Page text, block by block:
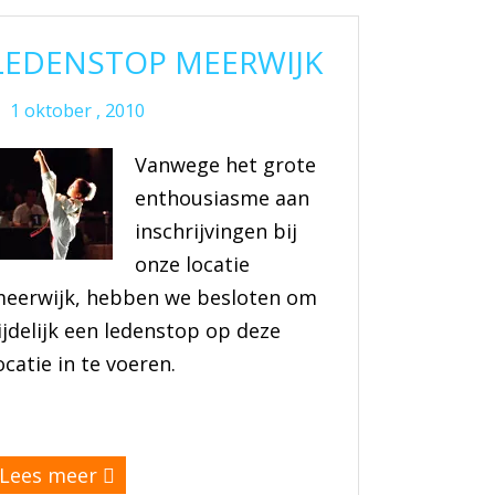
MEERWIJK
1 oktober , 2010
Vanwege het grote
enthousiasme aan
inschrijvingen bij
onze locatie
hebben we besloten om
een ledenstop op deze
in te voeren.
Lees meer